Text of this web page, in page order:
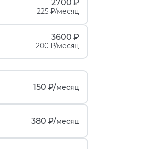
2700 ₽
225 ₽/месяц
3600 ₽
200 ₽/месяц
150 ₽/месяц
380 ₽/месяц